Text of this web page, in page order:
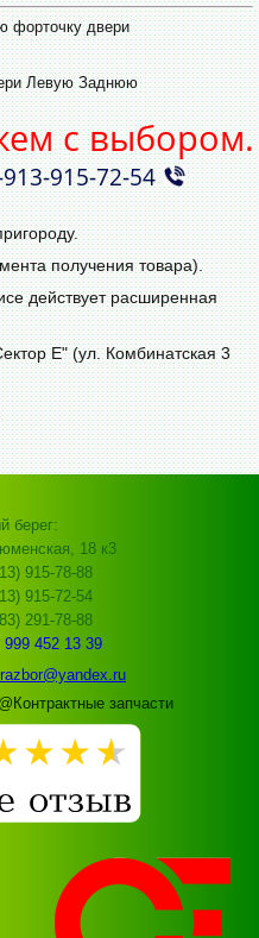
форточку двери
Левую Заднюю
с выбором.
получения товара).
действует расширенная
Е" (ул. Комбинатская 3
берег:
18 к3
915-78-88
915-72-54
291-78-88
999 452 13 39
@Контрактные запчасти